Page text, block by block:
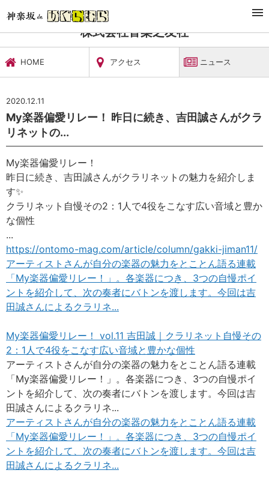
文化施設・ギャラリー
株式会社音楽之友社
HOME アクセス ニュース
2020.12.11
‪My楽器偏愛リレー！‬ ‪昨日に続き、吉田誠さんがクラ
リネットの...
‪My楽器偏愛リレー！‬
‪昨日に続き、吉田誠さんがクラリネットの魅力を紹介しま
す✨
‪クラリネット自慢その2：1人で4役をこなす広い音域と豊か
な個性‬
...
https://ontomo-mag.com/article/column/gakki-jiman11/‬
アーティストさんが自分の楽器の魅力をとことん語る連載
「My楽器偏愛リレー！」。各楽器につき、3つの自慢ポイ
ントを紹介して、次の奏者にバトンを渡します。今回は吉
田誠さんによるクラリネ...
My楽器偏愛リレー！ vol.11 吉田誠｜クラリネット自慢その
2：1人で4役をこなす広い音域と豊かな個性
アーティストさんが自分の楽器の魅力をとことん語る連載
「My楽器偏愛リレー！」。各楽器につき、3つの自慢ポイ
ントを紹介して、次の奏者にバトンを渡します。今回は吉
田誠さんによるクラリネ...
アーティストさんが自分の楽器の魅力をとことん語る連載
「My楽器偏愛リレー！」。各楽器につき、3つの自慢ポイ
ントを紹介して、次の奏者にバトンを渡します。今回は吉
田誠さんによるクラリネ...